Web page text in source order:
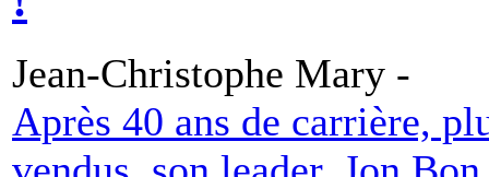
Jean-Christophe Mary -
Après 40 ans de carrière,